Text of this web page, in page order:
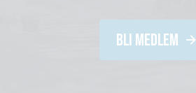
BLI MEDLEM